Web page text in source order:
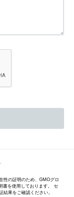
性の証明のため、GMOグロ
書を使用しております。 セ
結果をご確認ください。